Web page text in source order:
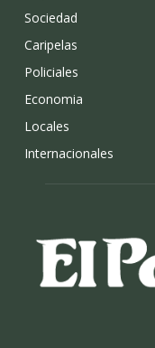
Sociedad
Caripelas
Policiales
Economia
Locales
Internacionales